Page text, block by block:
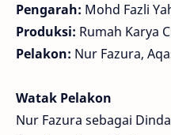
Pengarah: Mohd Fazli
Produksi: Rumah Karya
Pelakon: Nur Fazura,
Watak Pelakon
Nur Fazura sebagai Dinda